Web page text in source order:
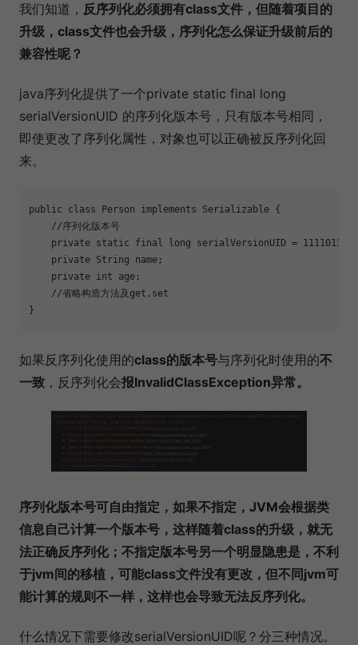
我们知道， 反序列化必须拥有class文件，但随着项目的
升级，class文件也会升级，序列化怎么保证升级前后的
兼容性呢？
java序列化提供了一个private static final long
serialVersionUID 的序列化版本号，只有版本号相同，
即使更改了序列化属性，对象也可以正确被反序列化回
来。
public class Person implements Serializable {
//序列化版本号
private static final long serialVersionUID = 1111013L
private String name;
private int age;
//省略构造方法及get,set
}
如果反序列化使用的class的版本号与序列化时使用的不
一致 ，反序列化会报InvalidClassException异常。
序列化版本号可自由指定，如果不指定，JVM会根据类
信息自己计算一个版本号，这样随着class的升级，就无
法正确反序列化；不指定版本号另一个明显隐患是，不利
于jvm间的移植，可能class文件没有更改，但不同jvm可
能计算的规则不一样，这样也会导致无法反序列化。
什么情况下需要修改serialVersionUID呢？分三种情况。